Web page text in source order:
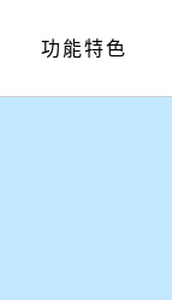
功能特色